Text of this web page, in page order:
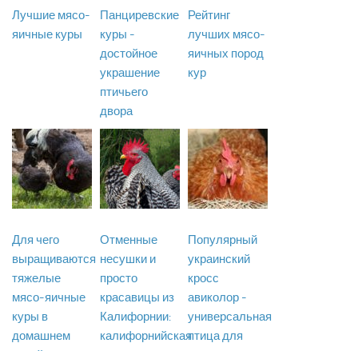
Лучшие мясо-
яичные куры
Панциревские
куры -
достойное
украшение
птичьего
двора
Рейтинг
лучших мясо-
яичных пород
кур
Для чего
выращиваются
тяжелые
мясо-яичные
куры в
домашнем
Отменные
несушки и
просто
красавицы из
Калифорнии:
калифорнийская
Популярный
украинский
кросс
авиколор -
универсальная
птица для